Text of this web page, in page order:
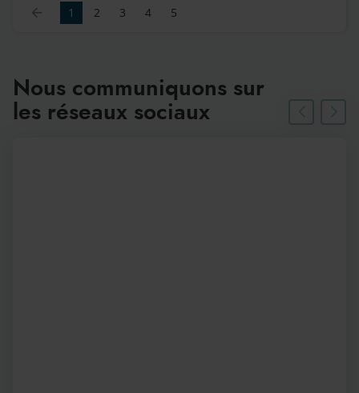
1
2 3 4 5
Nous communiquons sur
les réseaux sociaux